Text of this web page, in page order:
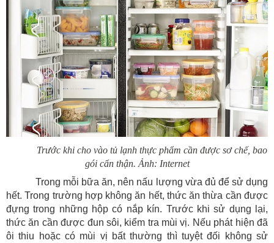
Trước khi cho vào tủ lạnh thực phẩm cần được sơ chế, bao
gói cẩn thận. Ảnh: Internet
Trong mỗi bữa ăn, nên nấu lượng vừa đủ để sử dụng
hết. Trong trường hợp không ăn hết, thức ăn thừa cần được
đựng trong những hộp có nắp kín. Trước khi sử dụng lại,
thức ăn cần được đun sôi, kiểm tra mùi vị. Nếu phát hiện đã
ôi thiu hoặc có mùi vị bất thường thì tuyệt đối không sử